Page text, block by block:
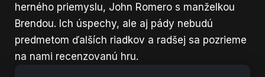
herného priemyslu, John Romero s manželkou
Brendou. Ich úspechy, ale aj pády nebudú
predmetom ďalších riadkov a radšej sa pozrieme
na nami recenzovanú hru.